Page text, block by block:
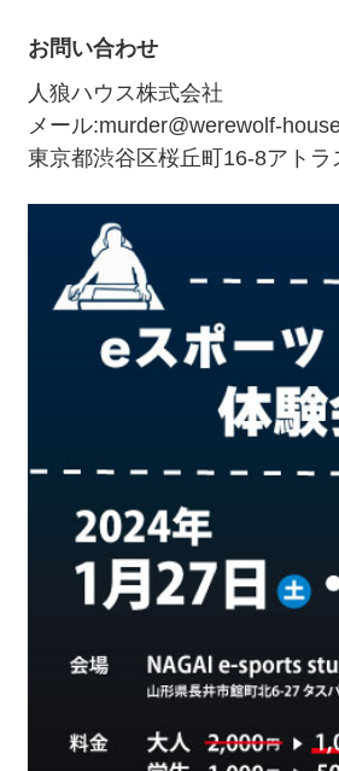
お問い合わせ
人狼ハウス株式会社
メール:murder@werewolf-
東京都渋谷区桜丘町16-8アト